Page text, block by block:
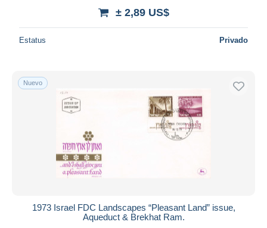
± 2,89 US$
Estatus Privado
Nuevo
1973 Israel FDC Landscapes “Pleasant Land” issue,
Aqueduct & Brekhat Ram.